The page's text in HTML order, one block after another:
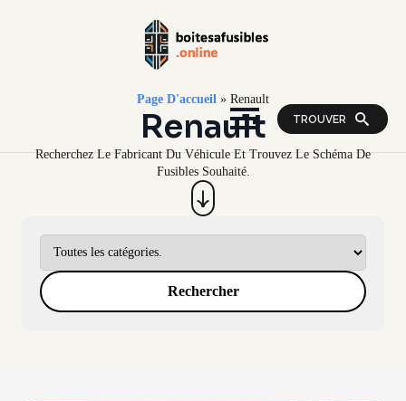
TROUVER
Page D'accueil » Renault
Renault
Recherchez Le Fabricant Du Véhicule Et Trouvez Le Schéma De
Fusibles Souhaité.